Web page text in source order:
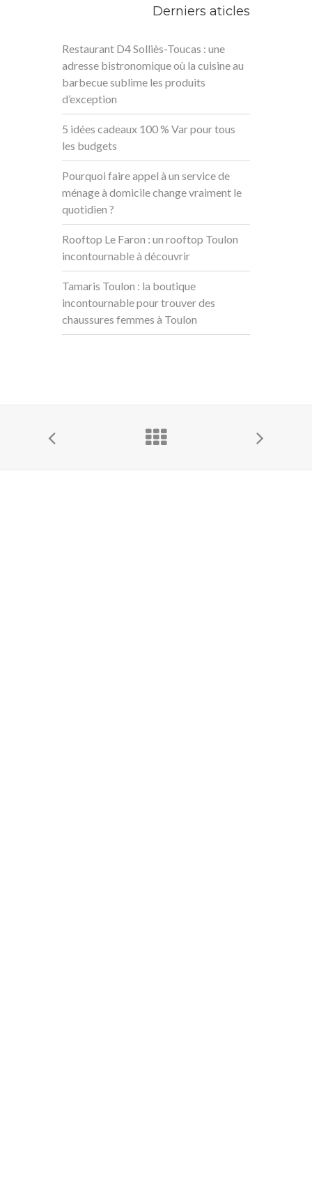
Derniers aticles
Restaurant D4 Solliès-Toucas : une
adresse bistronomique où la cuisine au
barbecue sublime les produits
d’exception
5 idées cadeaux 100 % Var pour tous
les budgets
Pourquoi faire appel à un service de
ménage à domicile change vraiment le
quotidien ?
Rooftop Le Faron : un rooftop Toulon
incontournable à découvrir
Tamaris Toulon : la boutique
incontournable pour trouver des
chaussures femmes à Toulon